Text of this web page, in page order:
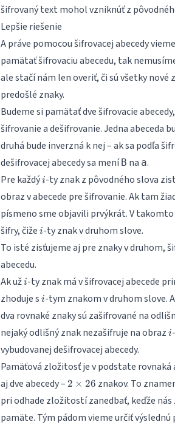
šifrovaný text mohol vzniknúť z
Lepšie riešenie
A práve pomocou šifrovacej abecedy
pamätať šifrovaciu abecedu, tak
ale stačí nám len overiť, či sú všetky
predošlé znaky.
Budeme si pamätať dve šifrovacie
šifrovanie a dešifrovanie. Jedna abeceda
druhá bude inverzná k nej – ak sa podľa
dešifrovacej abecedy sa meníB na a.
Pre každýi
i-ty znak z pôvodného slova
obraz v abecede pre šifrovanie. Ak tam
písmeno sme objavili prvýkrát. V
šifry, čiže i
i-ty znak v druhom slove.
To isté zisťujeme aj pre znaky v druhom,
abecedu.
Ak uži
i-ty znak má v šifrovacej abecede
zhoduje s i
i-tym znakom v druhom slove.
dva rovnaké znaky sú zašifrované na
nejaký odlišný znak nezašifruje na obraz i
i
vybudovanej dešifrovacej abecedy.
Pamäťová zložitosť je v podstate
aj dve abecedy – 2\times
2 × 26 znakov. To
pri odhade zložitostí zanedbať, keďže
pamäte. Tým pádom vieme určiť